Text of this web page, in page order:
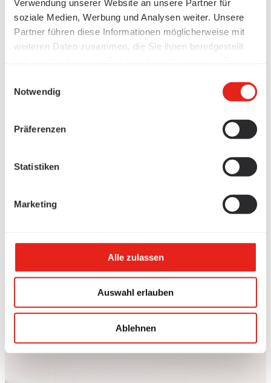
Verwendung unserer Website an unsere Partner für
soziale Medien, Werbung und Analysen weiter. Unsere
Partner führen diese Informationen möglicherweise mit
weiteren Daten zusammen, die Sie ihnen bereitgestellt
Notwendig
Präferenzen
Statistiken
Marketing
Alle zulassen
Auswahl erlauben
Ablehnen